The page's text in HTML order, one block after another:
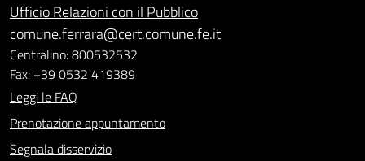
Ufficio Relazioni con il Pubblico
comune.ferrara@cert.comune.fe.it
Centralino: 800532532
Fax: +39 0532 419389
Leggi le FAQ
Prenotazione appuntamento
Segnala disservizio